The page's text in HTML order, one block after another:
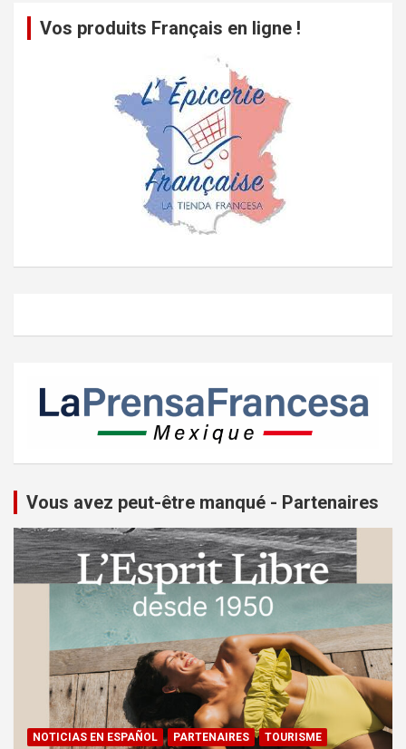
Vos produits Français en ligne !
Vous avez peut-être manqué - Partenaires
NOTICIAS EN ESPAÑOL PARTENAIRES TOURISME